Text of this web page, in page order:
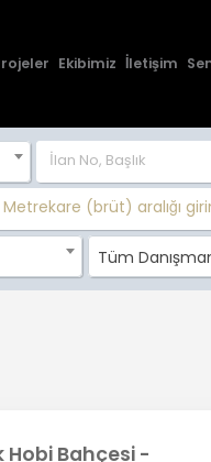
Ekibimiz İletişim
Metrekare (brüt) aralığı
Tüm
Hobi Bahçesi -